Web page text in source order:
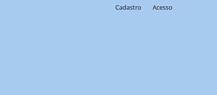
Cadastro Acesso